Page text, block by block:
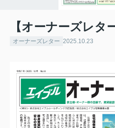
【オーナーズレタ
オーナーズレター 2025.10.23